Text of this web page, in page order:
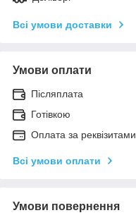
Всі умови доставки
Умови оплати
Післяплата
Готівкою
Оплата за реквізитами
Всі умови оплати
Умови повернення